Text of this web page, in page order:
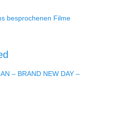
besprochenen Filme
– BRAND NEW DAY –